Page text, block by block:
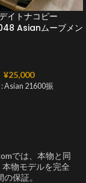
イトナコピー
Asianムーブメン
¥25,000
Asian 21600振
では、本物と同
物モデルを完全
保証。